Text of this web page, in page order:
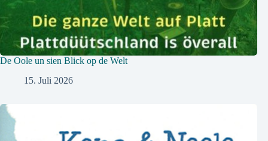
De Oole un sien Blick op de Welt
15. Juli 2026